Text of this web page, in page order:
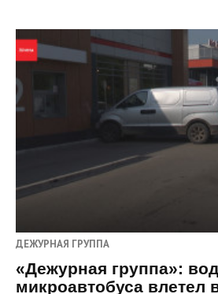
ДЕЖУРНАЯ ГРУППА
«Дежурная группа»:
микроавтобуса влетел